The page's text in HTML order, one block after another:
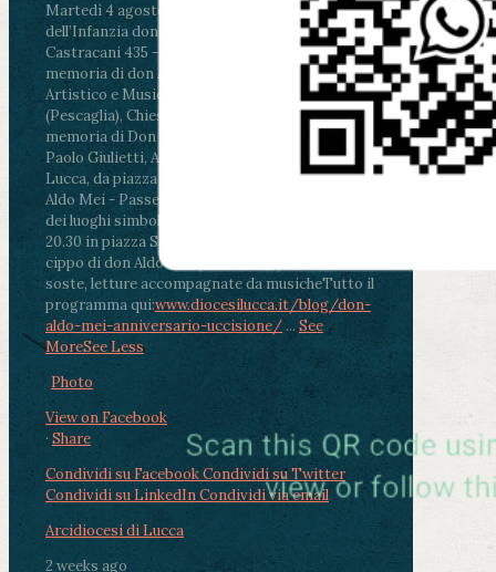
Martedì 4 agosto2026
ore 11:30 - Lucca, Scuola
dell’Infanzia don Aldo Mei - Viale Castruccio
Castracani 435 - Inaugurazione murales in
memoria di don Aldo Mei curato dal Liceo
Artistico e Musicale “Passaglia”
ore 18 - Fiano
(Pescaglia), Chiesa parrocchiale - Messa in
memoria di Don Aldo Mei celebrata da mons.
Paolo Giulietti, Arcivescovo di Lucca
ore 20.30 -
Lucca, da piazza San Michele al Cippo di don
Aldo Mei - Passeggiata della Memoria in alcuni
dei luoghi simbolo della città. Ritrovo alle ore
20.30 in piazza San Michele con conclusione al
cippo di don Aldo Mei (Porta Elisa). Durante le
soste, letture accompagnate da musicheTutto il
programma qui:www.diocesilucca.it/blog/don-
aldo-mei-anniversario-uccisione/... See
MoreSee Less
Photo
View on Facebook
· Share
Condividi su FacebookCondividi su Twitter
Condividi su LinkedInCondividi via email
Arcidiocesi di Lucca
2 weeks ago